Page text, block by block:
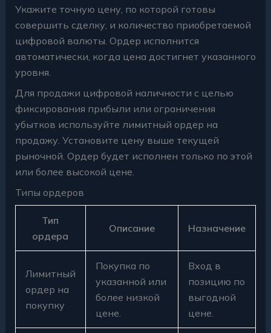
Укажите точную цену, по которой готовы
совершить сделку, и количество приобретаемой
цифровой валюты. Ордер исполнится
автоматически, когда цена достигнет указанного
уровня.
Для продажи цифровой наличности с целью
фиксирования прибыли или ограничения
убытков используйте лимитный ордер на
продажу. Установите цену выше текущей
рыночной. Ордер будет исполнен только по этой
или более высокой цене.
Типы ордеров
Тип
ордера
Описание Назначение
Лимитный
ордер на
покупку
Покупка по
указанной или
более низкой
цене.
Вход в
позицию по
выгодной
цене.